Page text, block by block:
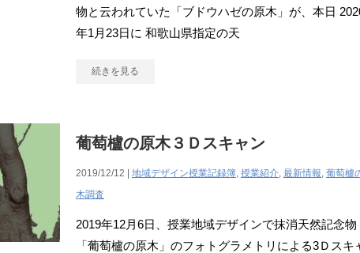
物と云われていた「ブドウハゼの原木」が、本日
年1月23日に 和歌山県指定の天
続きを見る
葡萄櫨の原木３Ｄスキャン
2019/12/12 | 地域デザイン授業記録簿, 授業紹介, 最新情報, 葡萄櫨
木調査
2019年12月6日、授業地域デザインで抹消天然記念物
「葡萄櫨の原木」のフォトグラメトリによる3Ｄスキ